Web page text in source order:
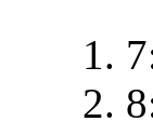
1.
2.